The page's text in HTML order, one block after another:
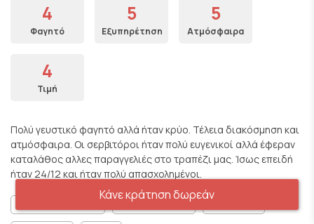
4
Φαγητό
5
Εξυπηρέτηση
5
Ατμόσφαιρα
4
Τιμή
Πολύ γευστικό φαγητό αλλά ήταν κρύο. Τέλεια διακόσμηση και
ατμόσφαιρα. Οι σερβιτόροι ήταν πολύ ευγενικοί αλλά έφεραν
καταλάθος αλλες παραγγελιές στο τραπέζι μας. Ίσως επειδή
ήταν 24/12 και ήταν πολύ απασχολημένοι.
Ρομαντικό Περιβάλλον
Κάνε κράτηση δωρεάν